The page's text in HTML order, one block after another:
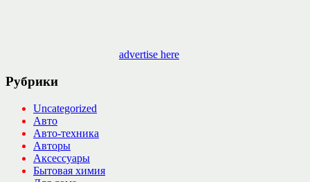
advertise here
Рубрики
Uncategorized
Авто
Авто-техника
Авторы
Аксессуары
Бытовая химия